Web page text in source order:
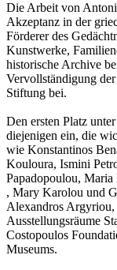
Die Arbeit von
Akzeptanz in der
Förderer des
Kunstwerke,
historische Archive
Vervollständigung
Stiftung bei.
Den ersten Platz
diejenigen ein, die
wie Konstantinos
Kouloura, Ismini
Papadopoulou,
, Mary Karolou und
Alexandros
Ausstellungsräume
Costopoulos
Museums.